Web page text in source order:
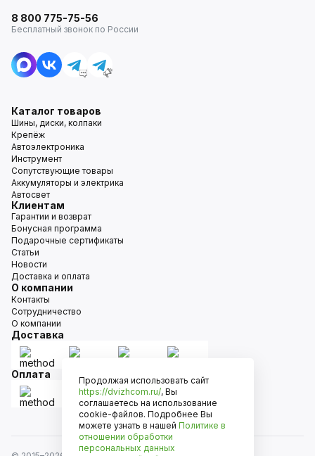
8 800 775-75-56
Бесплатный звонок по России
Каталог товаров
Шины, диски, колпаки
Крепёж
Автоэлектроника
Инструмент
Сопутствующие товары
Аккумуляторы и электрика
Автосвет
Клиентам
Гарантии и возврат
Бонусная программа
Подарочные сертификаты
Статьи
Новости
Доставка и оплата
О компании
Контакты
Сотрудничество
О компании
Доставка
Оплата
Продолжая использовать сайт
https://dvizhcom.ru/, Вы
соглашаетесь на использование
cookie-файлов. Подробнее Вы
можете узнать в нашей Политике в
отношении обработки
персональных данных